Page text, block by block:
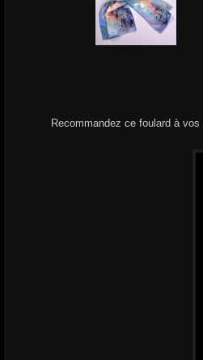
Recommandez ce foulard à vos